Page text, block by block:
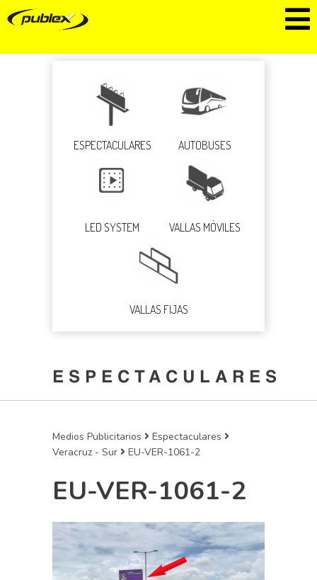
ESPECTACULARES AUTOBUSES
LED SYSTEM VALLAS MÓVILES
VALLAS FIJAS
ESPECTACULARES
Medios Publicitarios
Espectaculares
Veracruz - Sur
EU-VER-1061-2
EU-VER-1061-2